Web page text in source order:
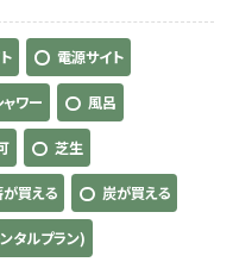
電源サイト
ャワー 風呂
芝生
買える 炭が買える
タルプラン)